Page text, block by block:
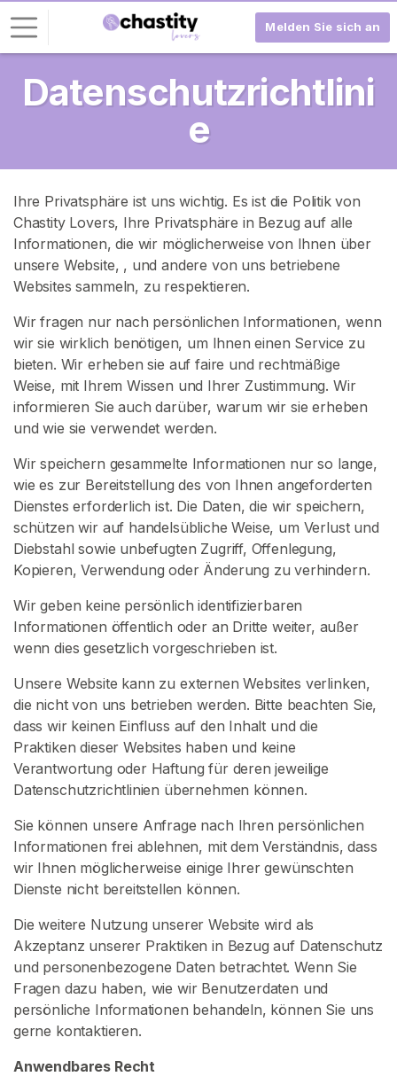
Melden Sie sich an
Datenschutzrichtlini
e
Ihre Privatsphäre ist uns wichtig. Es ist die Politik von
Chastity Lovers, Ihre Privatsphäre in Bezug auf alle
Informationen, die wir möglicherweise von Ihnen über
unsere Website, , und andere von uns betriebene
Websites sammeln, zu respektieren.
Wir fragen nur nach persönlichen Informationen, wenn
wir sie wirklich benötigen, um Ihnen einen Service zu
bieten. Wir erheben sie auf faire und rechtmäßige
Weise, mit Ihrem Wissen und Ihrer Zustimmung. Wir
informieren Sie auch darüber, warum wir sie erheben
und wie sie verwendet werden.
Wir speichern gesammelte Informationen nur so lange,
wie es zur Bereitstellung des von Ihnen angeforderten
Dienstes erforderlich ist. Die Daten, die wir speichern,
schützen wir auf handelsübliche Weise, um Verlust und
Diebstahl sowie unbefugten Zugriff, Offenlegung,
Kopieren, Verwendung oder Änderung zu verhindern.
Wir geben keine persönlich identifizierbaren
Informationen öffentlich oder an Dritte weiter, außer
wenn dies gesetzlich vorgeschrieben ist.
Unsere Website kann zu externen Websites verlinken,
die nicht von uns betrieben werden. Bitte beachten Sie,
dass wir keinen Einfluss auf den Inhalt und die
Praktiken dieser Websites haben und keine
Verantwortung oder Haftung für deren jeweilige
Datenschutzrichtlinien übernehmen können.
Sie können unsere Anfrage nach Ihren persönlichen
Informationen frei ablehnen, mit dem Verständnis, dass
wir Ihnen möglicherweise einige Ihrer gewünschten
Dienste nicht bereitstellen können.
Die weitere Nutzung unserer Website wird als
Akzeptanz unserer Praktiken in Bezug auf Datenschutz
und personenbezogene Daten betrachtet. Wenn Sie
Fragen dazu haben, wie wir Benutzerdaten und
persönliche Informationen behandeln, können Sie uns
gerne kontaktieren.
Anwendbares Recht
L
o
I
n
R
E
G
I
S
R
I
E
R
E
N
S
I
E
S
I
C
K
O
S
E
N
L
O
>
S
t
a
t
s
e
i
e
S
u
c
e